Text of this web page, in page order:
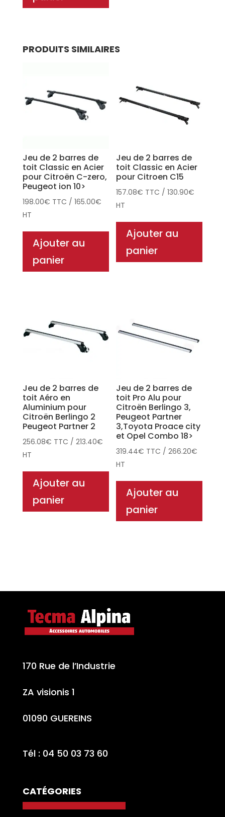
PRODUITS SIMILAIRES
Jeu de 2 barres de
toit Classic en Acier
pour Citroën C-zero,
Peugeot ion 10>
198.00€ TTC / 165.00€
HT
Ajouter au
panier
Jeu de 2 barres de
toit Classic en Acier
pour Citroen C15
157.08€ TTC /130.90€
HT
Ajouter au
panier
Jeu de 2 barres de
toit Aéro en
Aluminium pour
Citroën Berlingo 2
Peugeot Partner 2
256.08€ TTC / 213.40€
HT
Ajouter au
panier
Jeu de 2 barres de
toit Pro Alu pour
Citroën Berlingo 3,
Peugeot Partner
3,Toyota Proace city
et Opel Combo 18>
319.44€ TTC /266.20€
HT
Ajouter au
panier
170 Rue de l’Industrie
ZA visionis 1
01090 GUEREINS
Tél : 04 50 03 73 60
CATÉGORIES